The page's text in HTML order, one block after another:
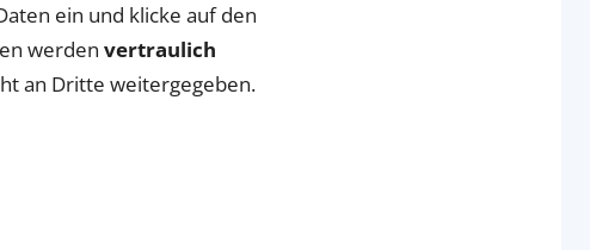
ein und klicke auf den
werden vertraulich
an Dritte weitergegeben.